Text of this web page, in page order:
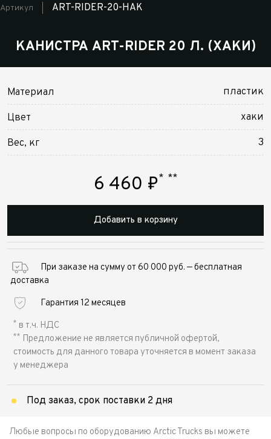
Артикул ART-RIDER-20-HAK
КАНИСТРА ART-RIDER 20 Л. (ХАКИ)
Материал
пластик
Цвет
хаки
Вес, кг
3
6 460 ₽* **
Добавить в корзину
При заказе на сумму от 60 000 руб. — бесплатная
доставка
Гарантия 12 месяцев
* в т.ч. НДС
** Предложение не является публичной офертой,
стоимость для данного товара уточняется в момент заказа
у менеджера
Под заказ, срок поставки 2 дня
Любые вопросы по оборудованию Arctic Trucks вы можете